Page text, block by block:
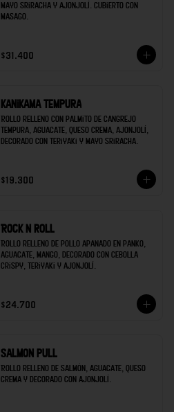
mayo sriracha y ajonjolí. Cubierto con
masago.
$31.400
Kanikama tempura
Rollo relleno con palmito de cangrejo
tempura, aguacate, queso crema, ajonjolí,
decorado con teriyaki y mayo sriracha.
$19.300
Rock n roll
Rollo relleno de pollo apanado en panko,
aguacate, mango, decorado con cebolla
crispy, teriyaki y ajonjolí.
$24.700
Salmon pull
Rollo relleno de salmón, aguacate, queso
crema y decorado con ajonjolí.